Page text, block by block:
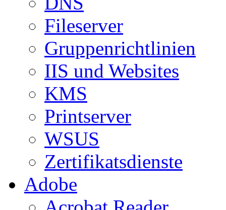
Fileserver
Gruppenrichtlinien
IIS und Websites
KMS
Printserver
WSUS
Zertifikatsdienste
Adobe